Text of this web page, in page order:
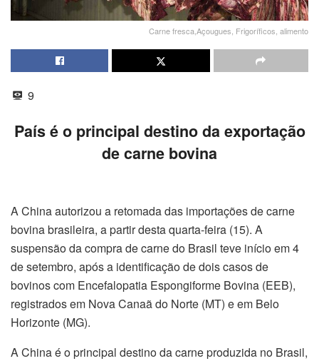
Carne fresca,Açougues, Frigoríficos, alimento
9
País é o principal destino da exportação
de carne bovina
A China autorizou a retomada das importações de carne
bovina brasileira, a partir desta quarta-feira (15). A
suspensão da compra de carne do Brasil teve início em 4
de setembro, após a identificação de dois casos de
bovinos com Encefalopatia Espongiforme Bovina (EEB),
registrados em Nova Canaã do Norte (MT) e em Belo
Horizonte (MG).
A China é o principal destino da carne produzida no Brasil,